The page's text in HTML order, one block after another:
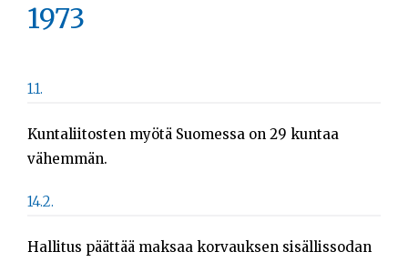
Henkilöt
1973
1.1.
Kuntaliitosten myötä Suomessa on 29 kuntaa
vähemmän.
14.2.
Hallitus päättää maksaa korvauksen sisällissodan